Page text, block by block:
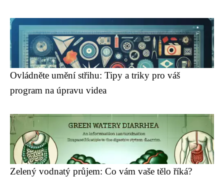
Ovládněte umění střihu: Tipy a triky pro váš
program na úpravu videa
Zelený vodnatý průjem: Co vám vaše tělo říká?